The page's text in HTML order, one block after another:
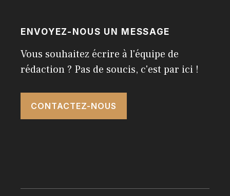
ENVOYEZ-NOUS UN MESSAGE
Vous souhaitez écrire à l'équipe de
rédaction ? Pas de soucis, c'est par ici !
CONTACTEZ-NOUS